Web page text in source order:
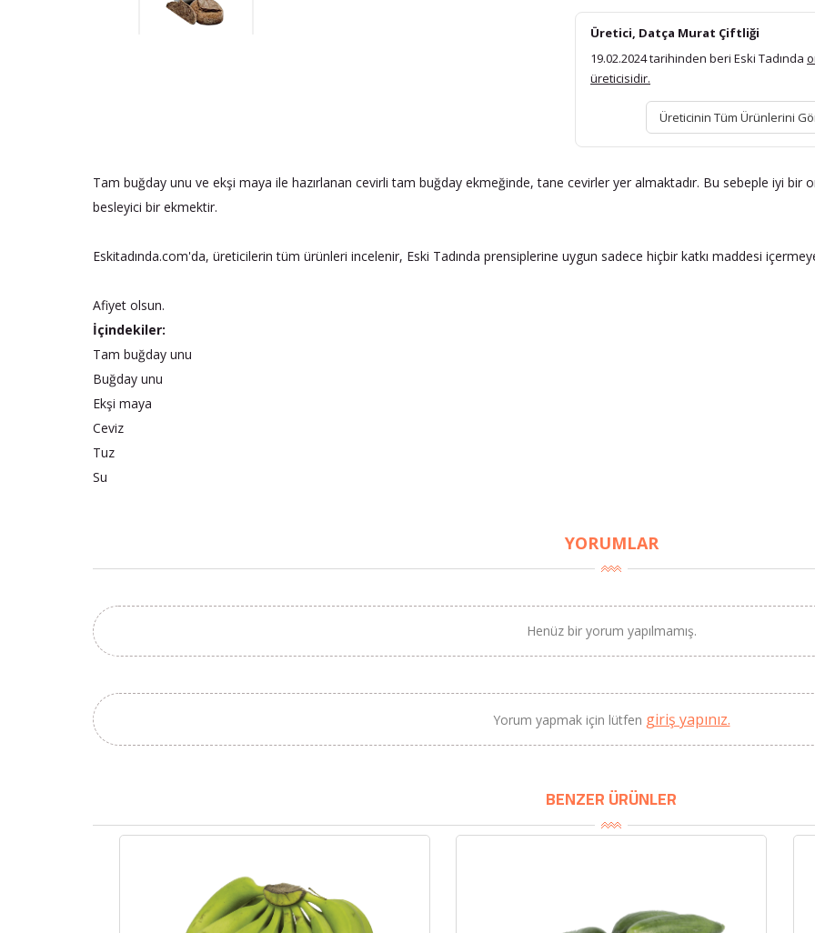
Üretici, Datça Murat Çiftliği
19.02.2024 tarihinden beri Eski Tadında
üreticisidir.
Üreticinin Tüm Ürünlerini
Tam buğday unu ve ekşi maya ile hazırlanan cevirli tam buğday ekmeğinde, tane cevirler yer almaktadır. Bu sebeple iyi bir
besleyici bir ekmektir.
Eskitadında.com'da, üreticilerin tüm ürünleri incelenir, Eski Tadında prensiplerine uygun sadece hiçbir katkı maddesi
Afiyet olsun.
İçindekiler:
Tam buğday unu
Buğday unu
Ekşi maya
Ceviz
Tuz
Su
YORUMLAR
Henüz bir yorum yapılmamış.
Yorum yapmak için lütfen giriş yapınız.
BENZER ÜRÜNLER
2320,00 TL
2100,00 TL
Sızma Zeytinyağı (2025
Yeni Hasat, Güney Ege, 5